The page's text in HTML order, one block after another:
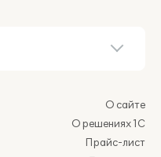
О сайте
О решениях 1С
Прайс-лист